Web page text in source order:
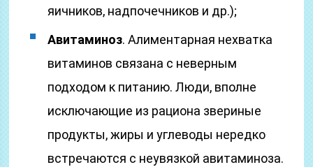
яичников, надпочечников и др.);
Авитаминоз. Алиментарная нехватка
витаминов связана с неверным
подходом к питанию. Люди, вполне
исключающие из рациона звериные
продукты, жиры и углеводы нередко
встречаются с неувязкой авитаминоза.